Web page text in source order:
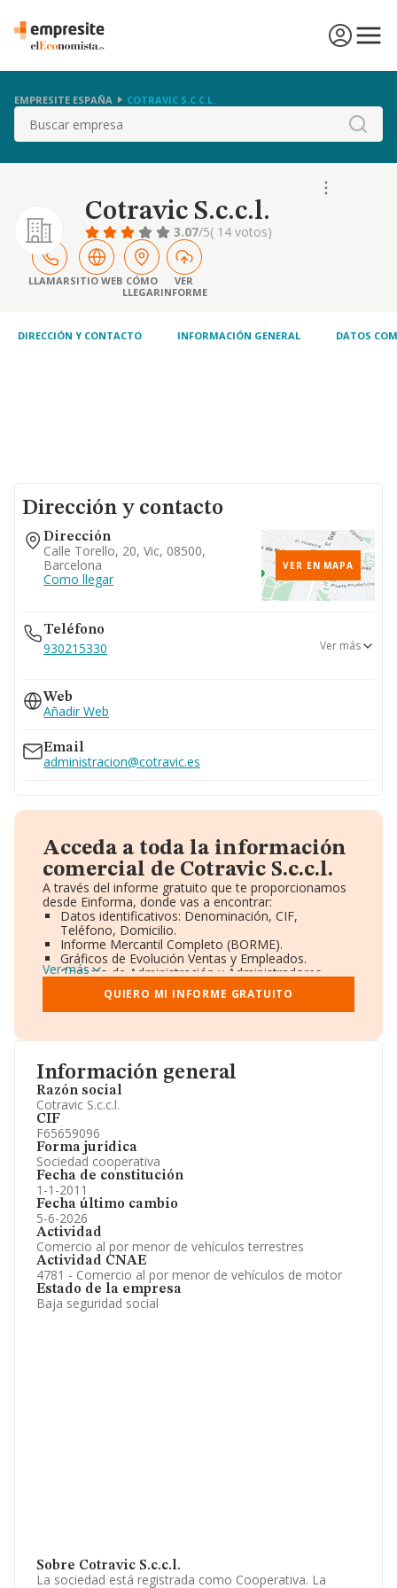
EMPRESITE ESPAÑA COTRAVIC S.C.C.L.
Buscar
Cotravic S.c.c.l.
3.07/5( 14 votos)
LLAMARSITIO WEB CÓMO
LLEGAR
VER
INFORME
DIRECCIÓN Y CONTACTO INFORMACIÓN GENERAL DATOS
Información general
Razón social
Cotravic S.c.c.l.
CIF
F65659096
Forma jurídica
Sociedad cooperativa
Fecha de constitución
1-1-2011
Fecha último cambio
5-6-2026
Actividad
Comercio al por menor de vehículos terrestres
Actividad CNAE
4781 - Comercio al por menor de vehículos de motor
Estado de la empresa
Baja seguridad social
Sobre Cotravic S.c.c.l.
La sociedad está registrada como Cooperativa. La
Dirección y contacto
Dirección
Calle Torello, 20, Vic, 08500,
Barcelona
Como llegar
VER EN MAPA
Teléfono
930215330
672...
Ver teléfono 672...
Ver teléfono 647...
Ver más
Web
Añadir Web
Email
administracion@cotravic.es
Acceda a toda la información
comercial de Cotravic S.c.c.l.
A través del informe gratuito que te proporcionamos
desde Einforma, donde vas a encontrar:
Datos identificativos: Denominación, CIF,
Teléfono, Domicilio.
Informe Mercantil Completo (BORME).
Gráficos de Evolución Ventas y Empleados.
Consejo de Administración y Administradores.
Directivos y Ejecutivos.
Accionistas.
Participaciones y Vinculaciones en otras empresas.
Información oficial y registral complementaria.
Ver más
QUIERO MI INFORME GRATUITO